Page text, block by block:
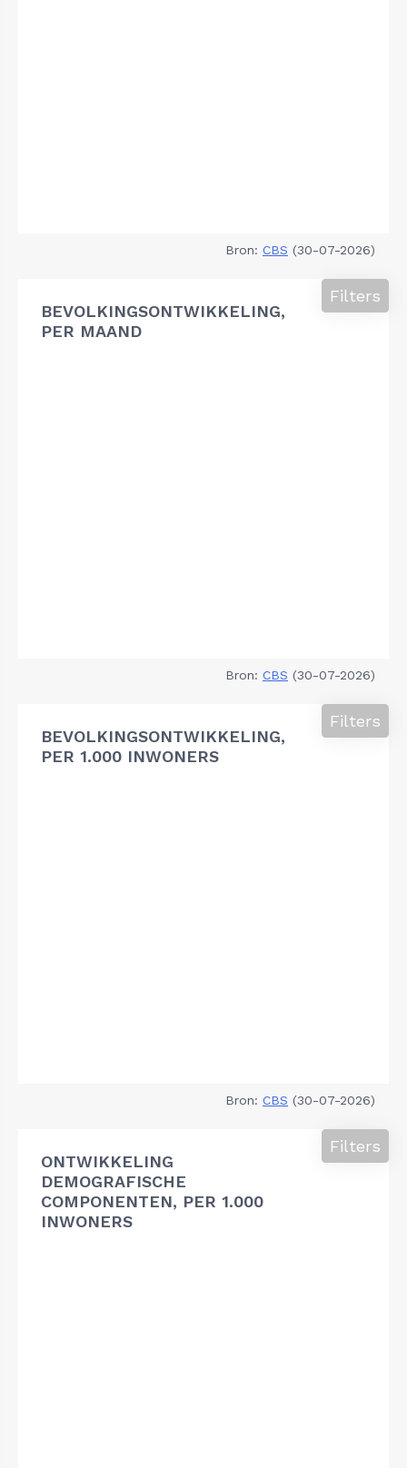
Bron: CBS (30-07-2026)
BEVOLKINGSONTWIKKELING,
PER MAAND
Filters
Bron: CBS (30-07-2026)
BEVOLKINGSONTWIKKELING,
PER 1.000 INWONERS
Filters
Bron: CBS (30-07-2026)
ONTWIKKELING
DEMOGRAFISCHE
COMPONENTEN, PER 1.000
INWONERS
Filters